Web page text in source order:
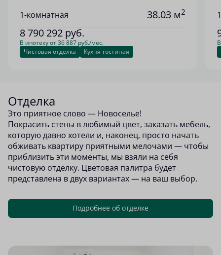
1-комнатная 38.03 м2
8 790 292 руб.
В ипотеку от 36 887 руб./мес.
Чистовая отделка
Кухня-гостиная
Отделка
Это приятное слово — Новоселье!
Покрасить стены в любимый цвет, заказать мебель,
которую давно хотели и, наконец, просто начать
обживать квартиру приятными мелочами — чтобы
приблизить эти моменты, мы взяли на себя
чистовую отделку. Цветовая палитра будет
представлена в двух вариантах — на ваш выбор.
Подробнее об отделке